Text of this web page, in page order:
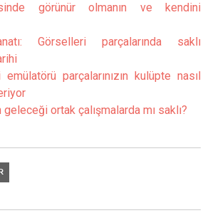
görünür olmanın ve kendini
Görselleri parçalarında saklı
parçalarınızın kulüpte nasıl
ortak çalışmalarda mı saklı?